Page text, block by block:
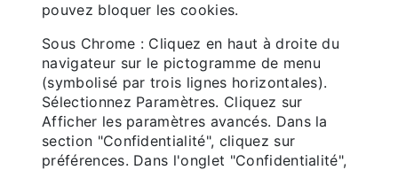
pouvez bloquer les cookies.
Sous Chrome : Cliquez en haut à droite du
navigateur sur le pictogramme de menu
(symbolisé par trois lignes horizontales).
Sélectionnez Paramètres. Cliquez sur
Afficher les paramètres avancés. Dans la
section "Confidentialité", cliquez sur
préférences. Dans l'onglet "Confidentialité",